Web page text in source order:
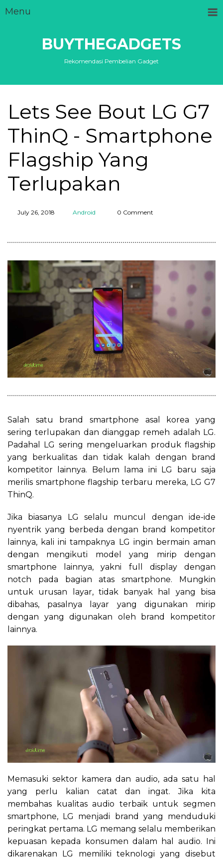
Menu
BUYTHEGADGETS
Rekomendasi Pembelian Gadget
Lets See Bout LG G7
ThinQ - Smartphone
Flagship Yang
Terlupakan
July 26, 2018 Android 0 Comment
Salah satu brand smartphone asal korea yang
sering terlupakan dan dianggap remeh adalah LG.
Padahal LG sering mengeluarkan produk flagship
yang berkualitas dan tidak kalah dengan brand
kompetitor lainnya. Belum lama ini LG baru saja
merilis smartphone flagship terbaru mereka, LG G7
ThinQ.
Jika biasanya LG selalu muncul dengan ide-ide
nyentrik yang berbeda dengan brand kompetitor
lainnya, kali ini tampaknya LG ingin bermain aman
dengan mengikuti model yang mirip dengan
smartphone lainnya, yakni full display dengan
notch pada bagian atas smartphone. Mungkin
untuk urusan layar, tidak banyak hal yang bisa
dibahas, pasalnya layar yang digunakan mirip
dengan yang digunakan oleh brand kompetitor
lainnya.
Memasuki sektor kamera dan audio, ada satu hal
yang perlu kalian catat dan ingat. Jika kita
membahas kualitas audio terbaik untuk segmen
smartphone, LG menjadi brand yang menduduki
peringkat pertama. LG memang selalu memberikan
kepuasan kepada konsumen dalam hal audio. Ini
dikarenakan LG memiliki teknologi yang disebut